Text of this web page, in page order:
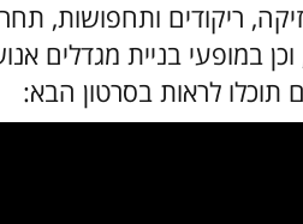
וכן במופעי בניית מגדלים